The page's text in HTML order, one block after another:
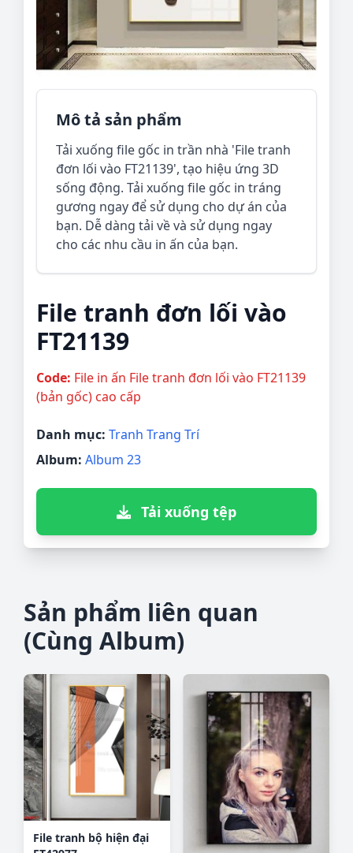
Mô tả sản phẩm
Tải xuống file gốc in trần nhà 'File tranh
đơn lối vào FT21139', tạo hiệu ứng 3D
sống động. Tải xuống file gốc in tráng
gương ngay để sử dụng cho dự án của
bạn. Dễ dàng tải về và sử dụng ngay
cho các nhu cầu in ấn của bạn.
File tranh đơn lối vào
FT21139
Code: File in ấn File tranh đơn lối vào FT21139
(bản gốc) cao cấp
Danh mục: Tranh Trang Trí
Album: Album 23
Tải xuống tệp
Sản phẩm liên quan
(Cùng Album)
File tranh bộ hiện đại